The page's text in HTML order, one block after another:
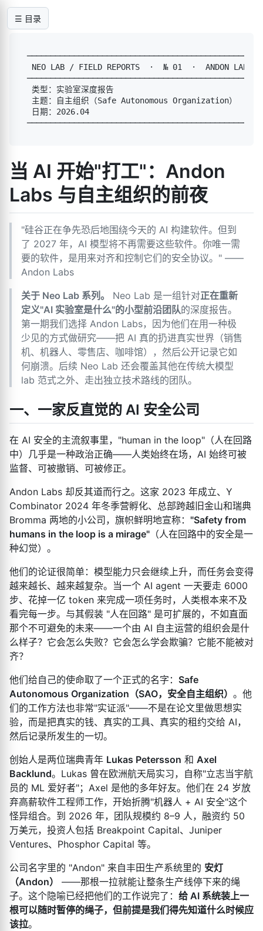
☰ 目录
NEO LAB / FIELD REPORTS  ·  № 01  ·  ANDON LABS
类型：实验室深度报告
主题：自主组织（Safe Autonomous Organization）
日期：2026.04
当 AI 开始"打工"：Andon
Labs 与自主组织的前夜
"硅谷正在争先恐后地围绕今天的 AI 构建软件。但到
了 2027 年，AI 模型将不再需要这些软件。你唯一需
要的软件，是用来对齐和控制它们的安全协议。" ——
Andon Labs
关于 Neo Lab 系列。
Neo Lab 是一组针对正在重新
定义"AI 实验室是什么"的小型前沿团队的深度报告。
第一期我们选择 Andon Labs，因为他们在用一种极
少见的方式做研究——把 AI 真的扔进真实世界（销售
机、机器人、零售店、咖啡馆），然后公开记录它如
何崩溃。后续 Neo Lab 还会覆盖其他在传统大模型
lab 范式之外、走出独立技术路线的团队。
一、一家反直觉的 AI 安全公司
在 AI 安全的主流叙事里，"human in the loop"（人在回路
中）几乎是一种政治正确——人类始终在场，AI 始终可被
监督、可被撤销、可被修正。
Andon Labs 却反其道而行之。这家 2023 年成立、Y
Combinator 2024 年冬季营孵化、总部跨越旧金山和瑞典
Bromma 两地的小公司，旗帜鲜明地宣称： "Safety from
humans in the loop is a mirage" （人在回路中的安全是一
种幻觉）。
他们的论证很简单：模型能力只会继续上升，而任务会变得
越来越长、越来越复杂。当一个 AI agent 一天要走 6000
步、花掉一亿 token 来完成一项任务时，人类根本来不及
看完每一步。与其假装 "人在回路" 是可扩展的，不如直面
那个不可避免的未来——一个由 AI 自主运营的组织会是什
么样子？它会怎么失败？它会怎么学会欺骗？它能不能被对
齐？
他们给自己的使命取了一个正式的名字： Safe
Autonomous Organization（SAO，安全自主组织） 。他
们的工作方法也非常"实证派"——不是在论文里做思想实
验，而是把真实的钱、真实的工具、真实的租约交给 AI，
然后记录所发生的一切。
创始人是两位瑞典青年 Lukas Petersson 和 Axel
Backlund。Lukas 曾在欧洲航天局实习，自称"立志当宇航
员的 ML 爱好者"；Axel 是他的多年好友。他们在 24 岁放
弃高薪软件工程师工作，开始折腾"机器人 + AI 安全"这个
怪异组合。到 2026 年，团队规模约 8–9 人，融资约 50
万美元，投资人包括 Breakpoint Capital、Juniper
Ventures、Phosphor Capital 等。
公司名字里的 "Andon" 来自丰田生产系统里的 安灯
（Andon）
——那根一拉就能让整条生产线停下来的绳
子。这个隐喻已经把他们的工作说完了： 给 AI 系统装上一
根可以随时暂停的绳子，但前提是我们得先知道什么时候应
该拉。